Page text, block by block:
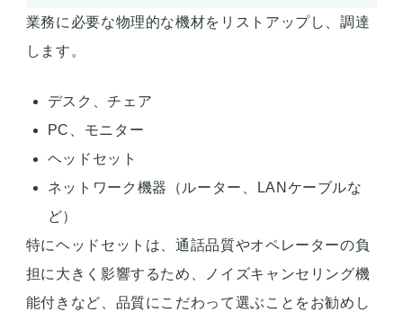
業務に必要な物理的な機材をリストアップし、調達
します。
デスク、チェア
PC、モニター
ヘッドセット
ネットワーク機器（ルーター、LANケーブルな
ど）
特にヘッドセットは、通話品質やオペレーターの負
担に大きく影響するため、ノイズキャンセリング機
能付きなど、品質にこだわって選ぶことをお勧めし